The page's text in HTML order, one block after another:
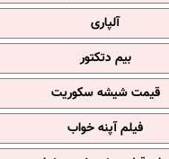
آلپاری
بیم دتکتور
قیمت شیشه سکوریت
فیلم آپنه خواب